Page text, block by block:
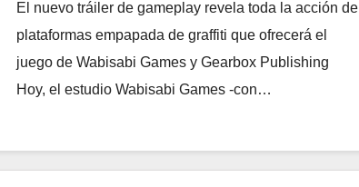
El nuevo tráiler de gameplay revela toda la acción de
plataformas empapada de graffiti que ofrecerá el
juego de Wabisabi Games y Gearbox Publishing
Hoy, el estudio Wabisabi Games -con…